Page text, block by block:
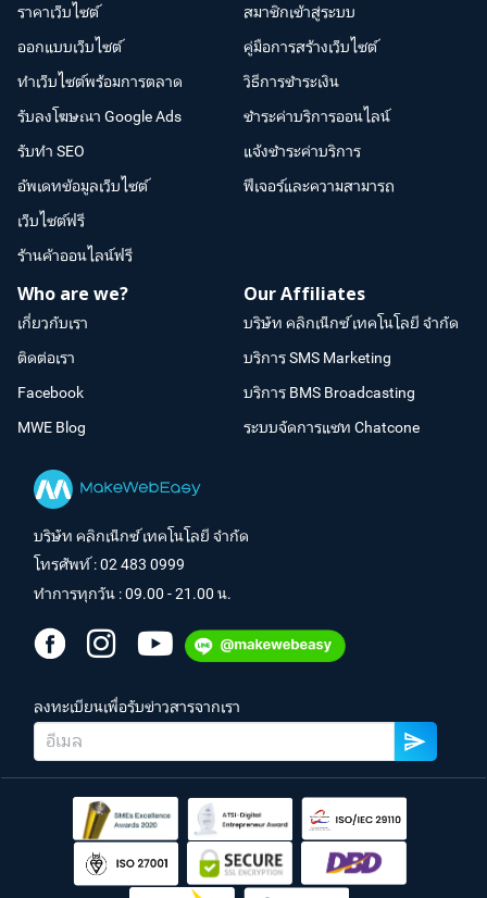
ราคาเว็บไซต์
ออกแบบเว็บไซต์
ทำเว็บไซต์พร้อมการตลาด
รับลงโฆษณา Google Ads
รับทำ SEO
อัพเดทข้อมูลเว็บไซต์
เว็บไซต์ฟรี
ร้านค้าออนไลน์ฟรี
สมาชิกเข้าสู่ระบบ
คู่มือการสร้างเว็บไซต์
วิธีการชำระเงิน
ชำระค่าบริการออนไลน์
แจ้งชำระค่าบริการ
ฟีเจอร์และความสามารถ
Who are we?
เกี่ยวกับเรา
ติดต่อเรา
Facebook
MWE Blog
Our Affiliates
บริษัท คลิกเน็กซ์ เทคโนโลยี จำกัด
บริการ SMS Marketing
บริการ BMS Broadcasting
ระบบจัดการแชท Chatcone
บริษัท คลิกเน็กซ์ เทคโนโลยี จำกัด
โทรศัพท์ :02 483 0999
ทำการทุกวัน : 09.00 - 21.00 น.
ลงทะเบียนเพื่อรับข่าวสารจากเรา